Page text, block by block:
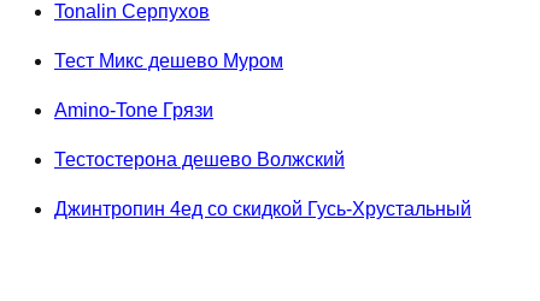
Tonalin Серпухов
Тест Микс дешево Муром
Amino-Tone Грязи
Тестостерона дешево Волжский
Джинтропин 4ед со скидкой Гусь-Хрустальный